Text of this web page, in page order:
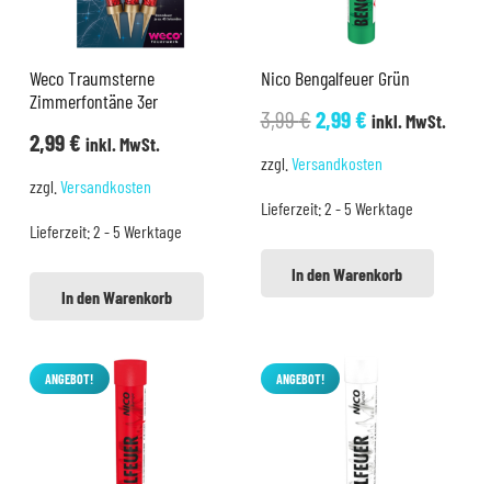
Weco Traumsterne
Zimmerfontäne 3er
2,99€ inkl. MwSt.
zzgl. Versandkosten
Lieferzeit:2 - 5 Werktage
In den Warenkorb
Nico Bengalfeuer Grün
3,99€Ursprünglicher
3,99 €
2,99€Aktueller
2,99 €.
inkl. MwSt.
zzgl. Versandkosten
Lieferzeit:2 - 5 Werktage
In den Warenkorb
ANGEBOT! ANGEBOT!